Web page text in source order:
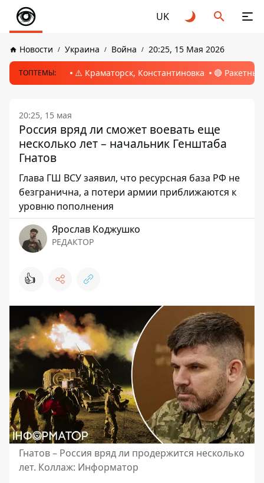
UK
Новости Украина Война 20:25, 15 Мая 2026
ТОПТЕМЫ: ⚠️ Краматорск, Константиновка 🔴
20:25, 15 мая
Россия вряд ли сможет воевать еще
несколько лет – начальник Генштаба
Гнатов
Глава ГШ ВСУ заявил, что ресурсная база РФ не
безгранична, а потери армии приближаются к
уровню пополнения
Ярослав Коджушко
РЕДАКТОР
👍
Гнатов – Россия вряд ли продержится несколько
лет. Коллаж: Информатор